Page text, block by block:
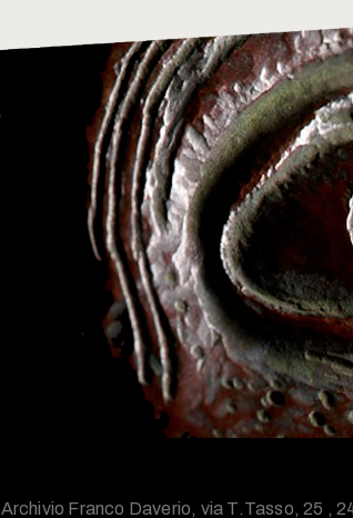
Archivio Franco Daverio, via T.Tasso, 25 ,